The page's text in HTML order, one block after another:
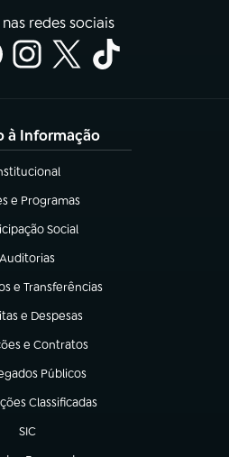
redes sociais
à Informação
em nova aba)
e Programas
em nova aba)
Social
em nova aba)
Auditorias
(abre em nova aba)
e Transferências
aba)
e Despesas
em nova aba)
e Contratos
nova aba)
Públicos
nova aba)
Classificadas
nova aba)
SIC
(abre em nova aba)